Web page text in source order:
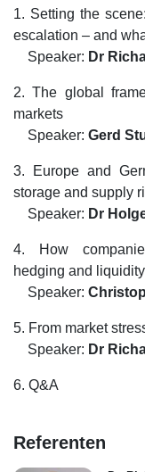
1. Setting the
escalation – and
Speaker: Dr
2. The global
markets
Speaker: Gerd
3. Europe and
storage and supply
Speaker: Dr
4. How
hedging and liquidity
Speaker:
5. From market
Speaker: Dr
6. Q&A
Referenten